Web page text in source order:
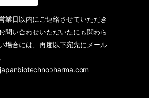
業日以内にご連絡させていただき
問い合わせいただいたにも関わら
場合には、再度以下宛先にメール